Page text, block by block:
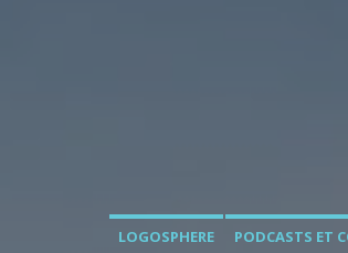
LOGOSPHERE PODCASTS ET